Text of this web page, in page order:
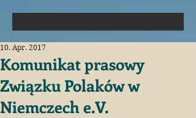
Komunikat prasowy
Związku Polaków w
Niemczech e.V.
10. Apr. 2017